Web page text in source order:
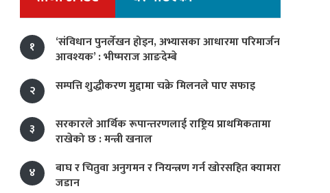
१
‘संविधान पुनर्लेखन होइन, अभ्यासका आधारमा परिमार्जन
आवश्यक’ : भीष्मराज आङदेम्बे
२
सम्पत्ति शुद्धीकरण मुद्दामा चक्रे मिलनले पाए सफाइ
३
सरकारले आर्थिक रूपान्तरणलाई राष्ट्रिय प्राथमिकतामा
राखेको छ : मन्त्री खनाल
४
बाघ र चितुवा अनुगमन र नियन्त्रण गर्न खोरसहित क्यामरा
जडान